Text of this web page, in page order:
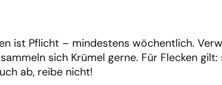
ist Pflicht – mindestens wöchentlich.
sich Krümel gerne. Für Flecken
ab, reibe nicht!